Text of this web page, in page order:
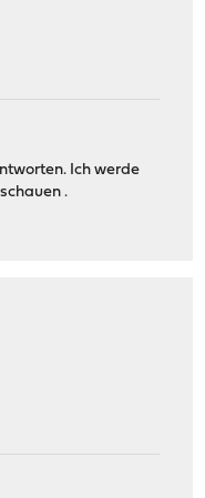
Ich werde
.